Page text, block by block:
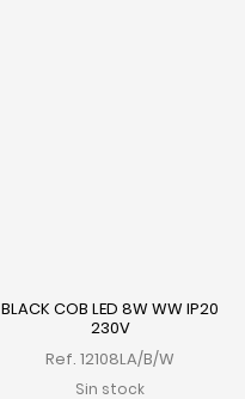
BLACK COB LED 8W WW IP20
230V
Ref. 12108LA/B/W
Sin stock